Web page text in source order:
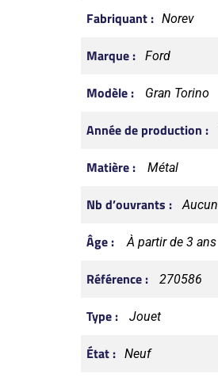
Fabriquant : Norev
Marque : Ford
Modèle : Gran Torino
Année de production :
Matière : Métal
Nb d’ouvrants : Aucun
Âge : À partir de 3 ans
Référence : 270586
Type : Jouet
État : Neuf